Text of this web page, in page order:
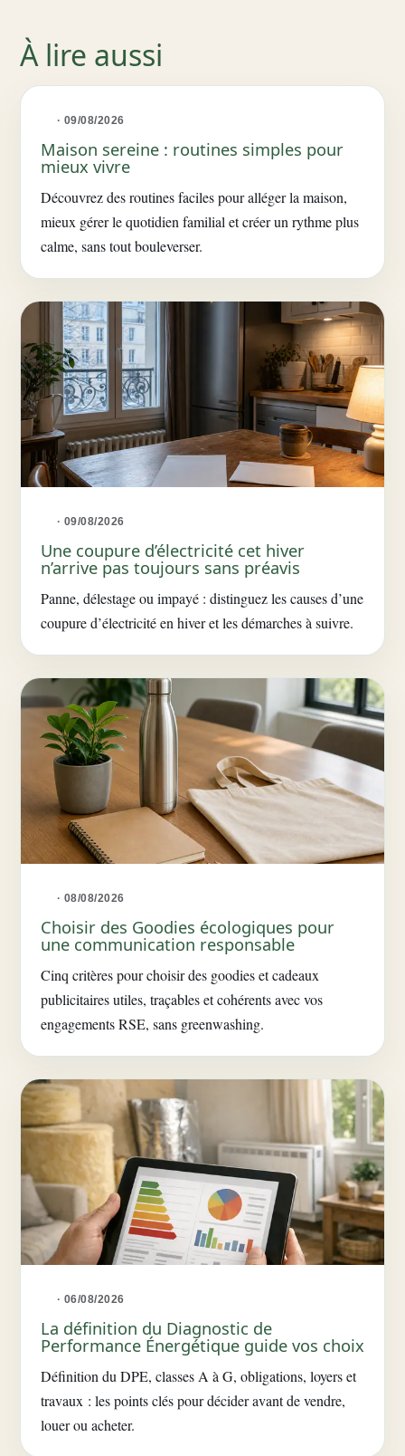
À lire aussi
· 09/08/2026
Maison sereine : routines simples pour
mieux vivre
Découvrez des routines faciles pour alléger la maison,
mieux gérer le quotidien familial et créer un rythme plus
calme, sans tout bouleverser.
· 09/08/2026
Une coupure d’électricité cet hiver
n’arrive pas toujours sans préavis
Panne, délestage ou impayé : distinguez les causes d’une
coupure d’électricité en hiver et les démarches à suivre.
· 08/08/2026
Choisir des Goodies écologiques pour
une communication responsable
Cinq critères pour choisir des goodies et cadeaux
publicitaires utiles, traçables et cohérents avec vos
engagements RSE, sans greenwashing.
· 06/08/2026
La définition du Diagnostic de
Performance Énergétique guide vos choix
Définition du DPE, classes A à G, obligations, loyers et
travaux : les points clés pour décider avant de vendre,
louer ou acheter.